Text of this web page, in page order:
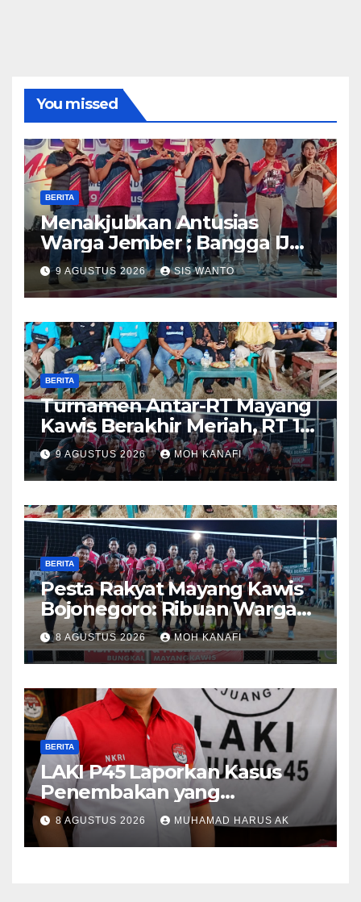
You missed
BERITA
Menakjubkan Antusias
Warga Jember ; Bangga IJMC
Sangat Luar Biasa
9 AGUSTUS 2026 SIS WANTO
BERITA
Turnamen Antar-RT Mayang
Kawis Berakhir Meriah, RT 11
dan RT 05 Jadi Sorotan
9 AGUSTUS 2026 MOH KANAFI
BERITA
​Pesta Rakyat Mayang Kawis
Bojonegoro: Ribuan Warga
Tumplek Blek Saksikan Final
Voli, Kades 3 Periode Dipuji
Setinggi Langit
8 AGUSTUS 2026 MOH KANAFI
BERITA
LAKI P45 Laporkan Kasus
Penembakan yang
Tewaskan Terduga Pencuri
Durian oleh Oknum Pegawai
Lapas Lubuklinggau
8 AGUSTUS 2026 MUHAMAD HARUS AK